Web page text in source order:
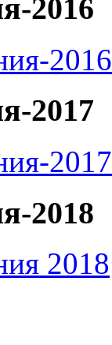
2016
2016
2017
2017
2018
2018